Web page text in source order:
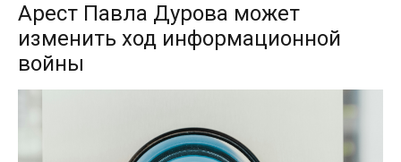
Арест Павла Дурова может
изменить ход информационной
войны